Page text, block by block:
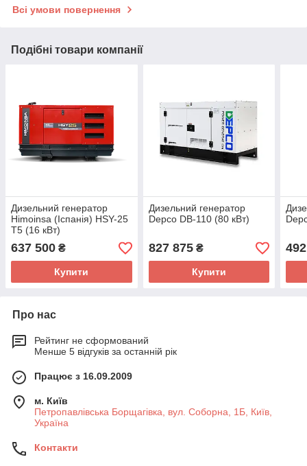
Всі умови повернення
Подібні товари компанії
Дизельний генератор
Himoinsa (Іспанія) HSY-25
T5 (16 кВт)
637 500 ₴
Купити
Дизельний генератор
Depco DB-110 (80 кВт)
827 875₴
Купити
Про нас
Рейтинг не сформований
Менше 5 відгуків за останній рік
Працює з 16.09.2009
м. Київ
Петропавлівська Борщагівка, вул. Соборна, 1Б, Київ,
Україна
Контакти